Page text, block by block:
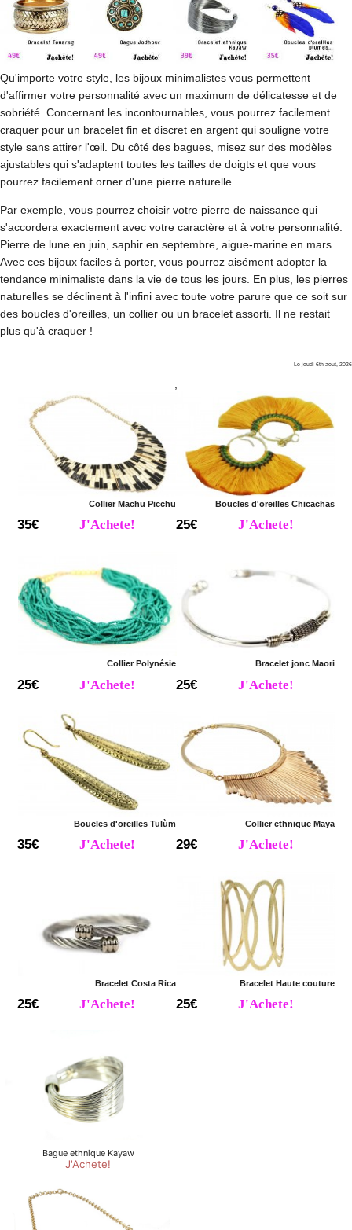
Qu'importe votre style, les bijoux minimalistes vous permettent
d'affirmer votre personnalité avec un maximum de délicatesse et de
sobriété. Concernant les incontournables, vous pourrez facilement
craquer pour un bracelet fin et discret en argent qui souligne votre
style sans attirer l'œil. Du côté des bagues, misez sur des modèles
ajustables qui s'adaptent toutes les tailles de doigts et que vous
pourrez facilement orner d'une pierre naturelle.
Par exemple, vous pourrez choisir votre pierre de naissance qui
s'accordera exactement avec votre caractère et à votre personnalité.
Pierre de lune en juin, saphir en septembre, aigue-marine en mars…
Avec ces bijoux faciles à porter, vous pourrez aisément adopter la
tendance minimaliste dans la vie de tous les jours. En plus, les pierres
naturelles se déclinent à l'infini avec toute votre parure que ce soit sur
des boucles d'oreilles, un collier ou un bracelet assorti. Il ne restait
plus qu'à craquer !
Le jeudi 6th août, 2026
Collier Machu Picchu
35€ J'Achete!
Boucles d'oreilles Chicachas
25€ J'Achete!
Collier Polynésie
25€ J'Achete!
Bracelet jonc Maori
25€ J'Achete!
Boucles d'oreilles Tulùm
35€ J'Achete!
Collier ethnique Maya
29€ J'Achete!
Bracelet Costa Rica
25€ J'Achete!
Bracelet Haute couture
25€ J'Achete!